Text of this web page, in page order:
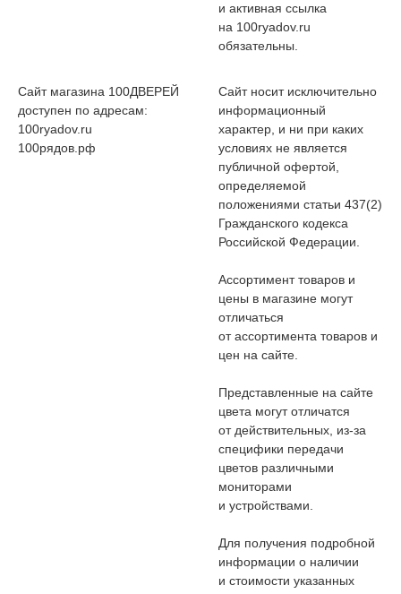
и активная ссылка
на 100ryadov.ru
обязательны.
Сайт магазина 100ДВЕРЕЙ
доступен по адресам:
100ryadov.ru
100рядов.рф
Сайт носит исключительно
информационный
характер, и ни при каких
условиях не является
публичной офертой,
определяемой
положениями статьи 437(2)
Гражданского кодекса
Российской Федерации.
Ассортимент товаров и
цены в магазине могут
отличаться
от ассортимента товаров и
цен на сайте.
Представленные на сайте
цвета могут отличатся
от действительных, из-за
специфики передачи
цветов различными
мониторами
и устройствами.
Для получения подробной
информации о наличии
и стоимости указанных